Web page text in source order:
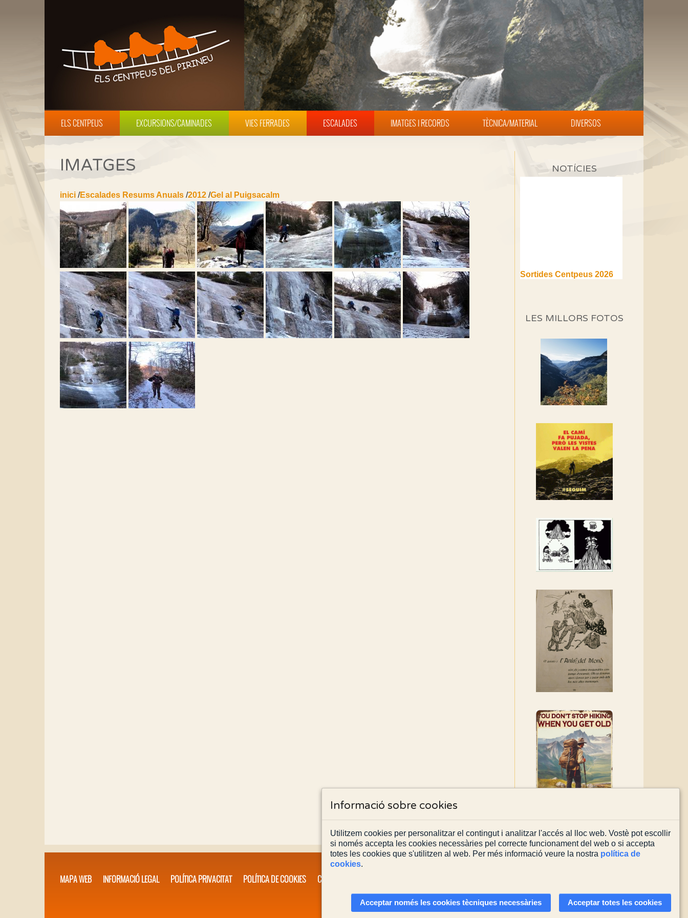
ELS CENTPEUS EXCURSIONS/CAMINADES VIES FERRADES ESCALADES IMATGES I RECORDS TÈCNICA/MATERIAL DIVERSOS
IMATGES
inici /Escalades Resums Anuals /2012 /Gel al Puigsacalm
NOTÍCIES
(1a part)
Si no podem caminar,
alguna cosa hem de fer...
Els Centpeus signen el
Manifest a favor dels
Camins Vells
manifest!
Rebem un diploma dels
Amics de Sant Aniol
d'Aguja
Els Centpeus estem
recuperació del refugi i de
l'entorn de Sant Aniol
LES MILLORS FOTOS
MAPA WEB INFORMACIÓ LEGAL POLÍTICA PRIVACITAT POLÍTICA DE COOKIES CONTACTA'NS
Actualitzada el03/08/2026
Informació sobre cookies
Utilitzem cookies per personalitzar el contingut i analitzar l'accés al lloc web. Vostè pot escollir
si només accepta les cookies necessàries pel correcte funcionament del web o si accepta
totes les cookies que s'utilitzen al web. Per més informació veure la nostra política de
cookies.
Acceptar només les cookies tècniques necessàries Acceptar totes les cookies